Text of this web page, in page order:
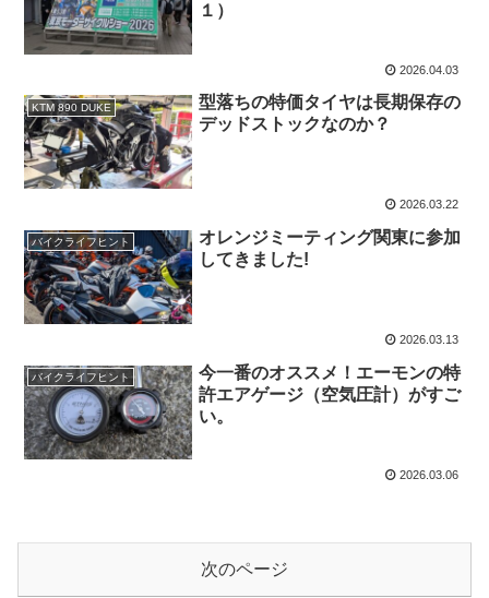
１）
2026.04.03
KTM 890 DUKE
型落ちの特価タイヤは長期保存の
デッドストックなのか？
2026.03.22
バイクライフヒント
オレンジミーティング関東に参加
してきました!
2026.03.13
バイクライフヒント
今一番のオススメ！エーモンの特
許エアゲージ（空気圧計）がすご
い。
2026.03.06
次のページ